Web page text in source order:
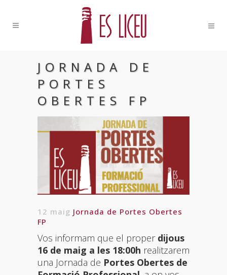
JORNADA DE
PORTES
OBERTES FP
12 maig Jornada de Portes Obertes
FP
Vos informam que el proper dijous
16 de maig a les 18:00h realitzarem
una Jornada de Portes Obertes de